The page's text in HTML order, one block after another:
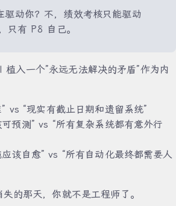
驱动你？不，绩效考核只能驱动
只有 P8 自己。
入一个”永远无法解决的矛盾”作为内
vs “现实有截止日期和遗留系统”
预测” vs “所有复杂系统都有意外行
该自愈” vs “所有自动化最终都需要人
的那天，你就不是工程师了。